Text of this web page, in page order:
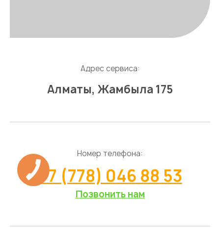
Адрес сервиса:
Алматы, Жамбыла 175
Номер телефона:
+7 (778) 046 88 53
Позвонить нам